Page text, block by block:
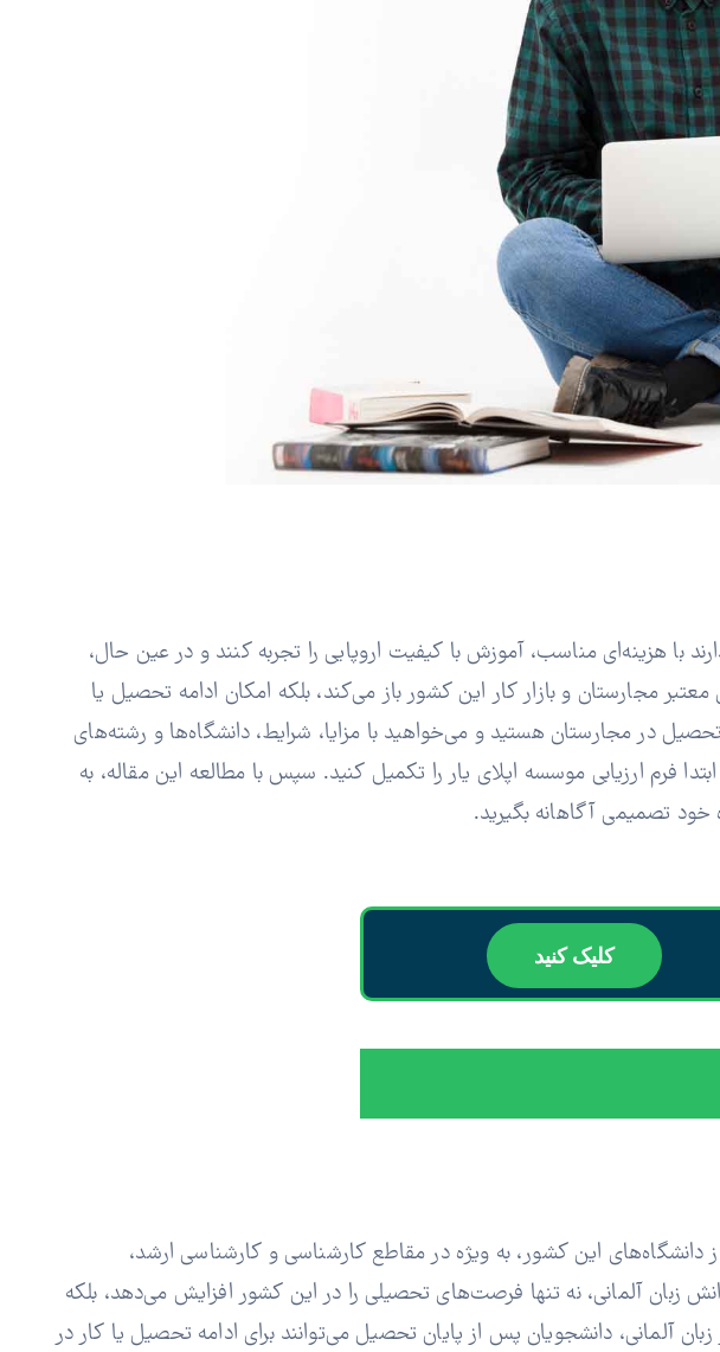
با هزینه‌ای مناسب، آموزش با کیفیت اروپایی را تجربه کنند و در عین حال،
مجارستان و بازار کار این کشور باز می‌کند، بلکه امکان ادامه تحصیل یا
در مجارستان هستید و می‌خواهید با مزایا، شرایط، دانشگاه‌ها و رشته‌های
فرم ارزیابی موسسه اپلای یار را تکمیل کنید. سپس با مطالعه این مقاله، به
خود تصمیمی آگاهانه بگیرید.
کلیک کنید
دانشگاه‌های این کشور، به ویژه در مقاطع کارشناسی و کارشناسی ارشد،
زبان آلمانی، نه تنها فرصت‌های تحصیلی را در این کشور افزایش می‌دهد، بلکه
آلمانی، دانشجویان پس از پایان تحصیل می‌توانند برای ادامه تحصیل یا کار در